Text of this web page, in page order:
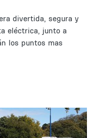
divertida, segura y
eléctrica, junto a
los puntos mas